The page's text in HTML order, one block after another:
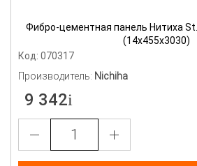
Фибро-цементная панель Нитиха
(14х455х3030)
Код: 070317
Производитель: Nichiha
9 342